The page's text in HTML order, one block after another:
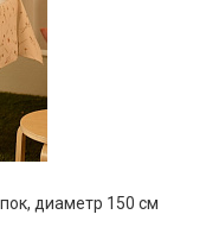
диаметр 150 см